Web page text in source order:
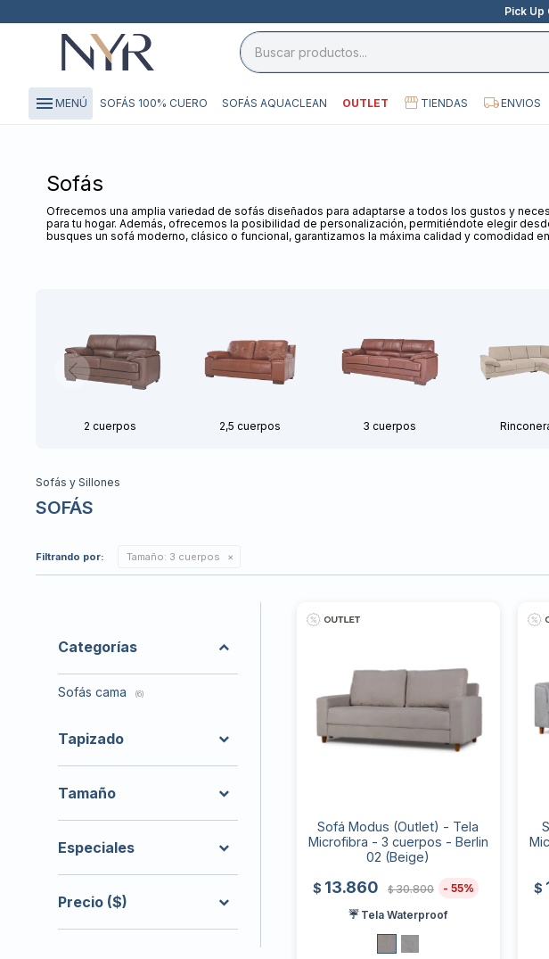
Pick Up
menu MENÚ SOFÁS 100% CUERO SOFÁS AQUACLEAN OUTLET TIENDAS ENVIOS
Sofás
Ofrecemos una amplia variedad de sofás diseñados para adaptarse a todos los gustos y
para tu hogar. Además, ofrecemos la posibilidad de personalización, permitiéndote elegir
busques un sofá moderno, clásico o funcional, garantizamos la máxima calidad y comodidad
2 cuerpos 2,5 cuerpos 3 cuerpos
Sofás y Sillones
SOFÁS
Filtrando por: Tamaño: 3 cuerpos
Sofá Modus (Outlet) - Tela
Microfibra - 3 cuerpos - Berlin
02 (Beige)
$ 13.860 $ 30.800
55
☔ Tela Waterproof
$
Categorías
Sofás cama (6)
Precio ($)
Especiales
Tamaño
Tapizado
close